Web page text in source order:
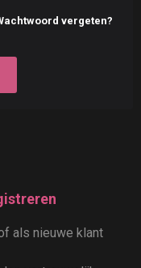
vergeten?
als nieuwe klant